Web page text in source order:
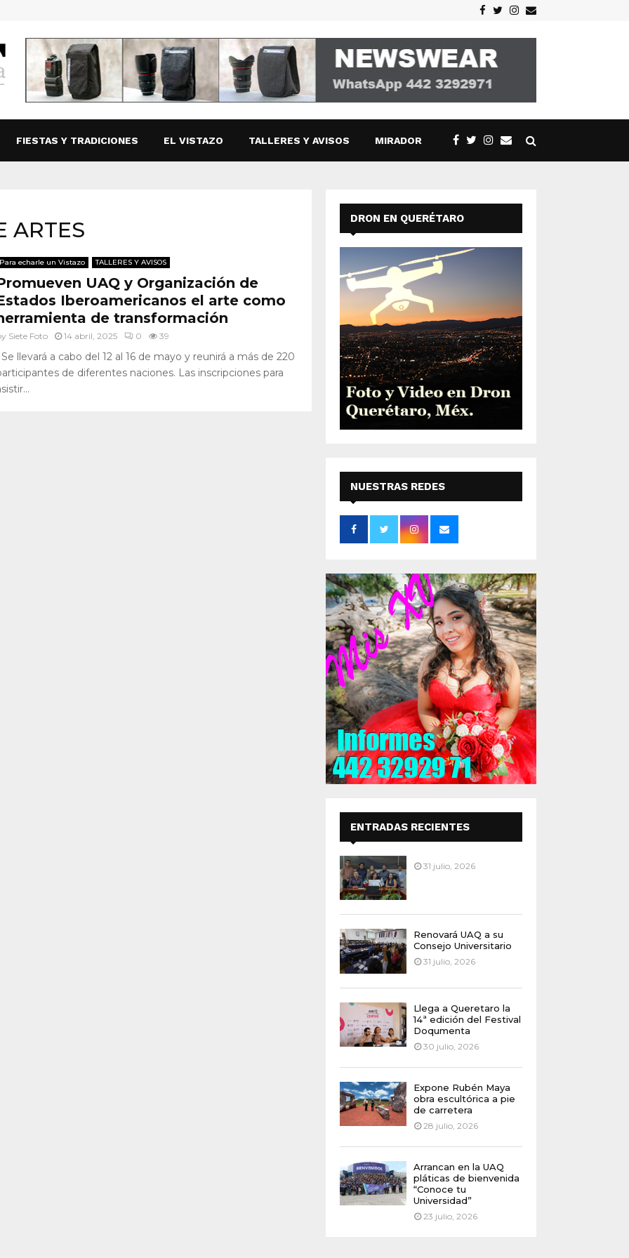
Facebook
TwitterInstagram
Email
FIESTAS Y TRADICIONES EL VISTAZO TALLERES Y AVISOS MIRADOR
ARTES
Para echarle un Vistazo TALLERES Y AVISOS
UAQ y Organización de
Iberoamericanos el arte como
de transformación
Siete Foto 14 abril, 2025 0 39
Se llevará a cabo del 12 al 16 de mayo y reunirá a más de 220
de diferentes naciones. Las inscripciones para
DRON EN QUERÉTARO
NUESTRAS REDES
SOCIALES
ENTRADAS RECIENTES
31 julio, 2026
Renovará UAQ a su
Consejo Universitario
31 julio, 2026
Llega a Queretaro la
14ª edición del Festival
Doqumenta
30 julio, 2026
Expone Rubén Maya
obra escultórica a pie
de carretera
28 julio, 2026
Arrancan en la UAQ
pláticas de bienvenida
“Conoce tu
Universidad”
23 julio, 2026